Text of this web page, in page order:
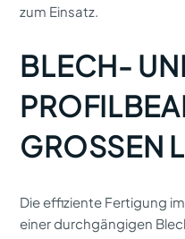
zum Einsatz.
BLECH-
GROSSEN
Die effiziente Fertigung
einer durchgängigen